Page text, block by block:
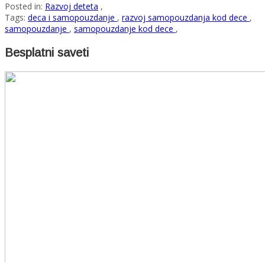
Posted in: Razvoj deteta ,
Tags: deca i samopouzdanje , razvoj samopouzdanja kod dece ,
samopouzdanje , samopouzdanje kod dece ,
Besplatni saveti